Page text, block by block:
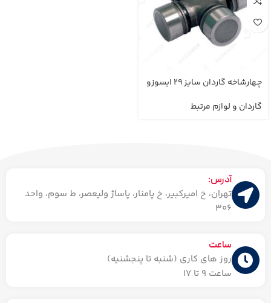
چهارشاخه گاردان سایز 29 ایسوزو
گاردان و لوازم مرتبط
آدرس:
تهران، خ امیرکبیر، خ پامنار، پاساژ ولیعصر، ط سوم، واحد
306
ساعت
روز های کاری (شنبه تا پنجشنیه)
ساعت ۹ تا 17